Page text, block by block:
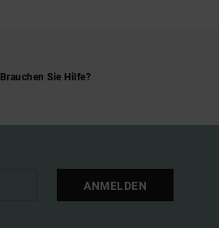
Brauchen Sie Hilfe?
ANMELDEN